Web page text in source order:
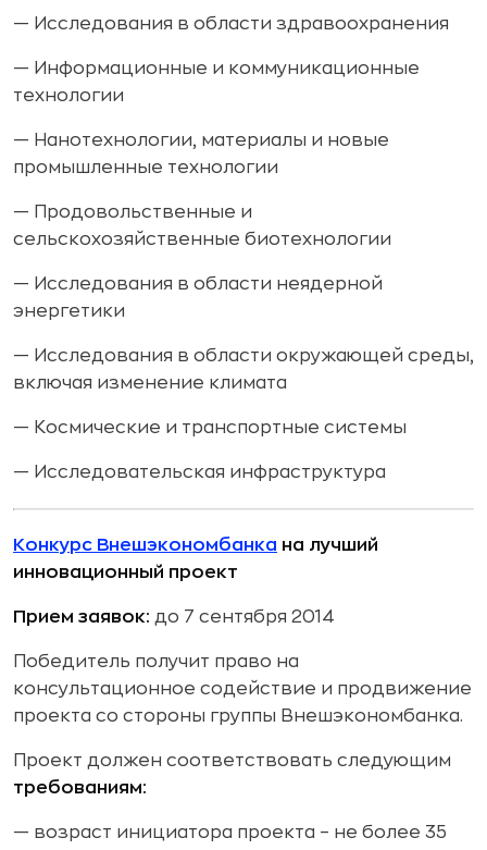
— Исследования в области здравоохранения
— Информационные и коммуникационные
технологии
— Нанотехнологии, материалы и новые
промышленные технологии
— Продовольственные и
сельскохозяйственные биотехнологии
— Исследования в области неядерной
энергетики
— Исследования в области окружающей среды,
включая изменение климата
— Космические и транспортные системы
— Исследовательская инфраструктура
Конкурс Внешэкономбанка на лучший
инновационный проект
Прием заявок: до 7 сентября 2014
Победитель получит право на
консультационное содействие и продвижение
проекта со стороны группы Внешэкономбанка.
Проект должен соответствовать следующим
требованиям:
— возраст инициатора проекта – не более 35